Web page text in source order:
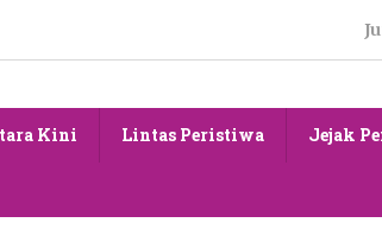
Kini Lintas Peristiwa Jejak